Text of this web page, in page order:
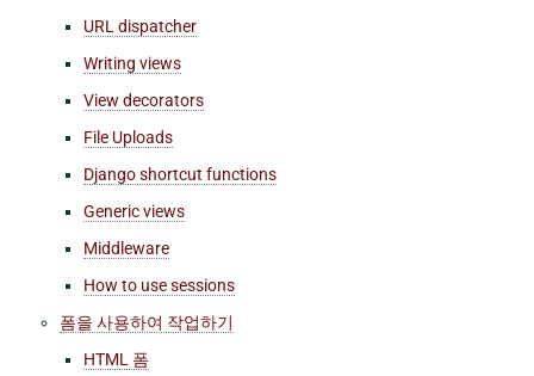
URL dispatcher
Writing views
View decorators
File Uploads
Django shortcut functions
Generic views
Middleware
How to use sessions
폼을 사용하여 작업하기
HTML 폼